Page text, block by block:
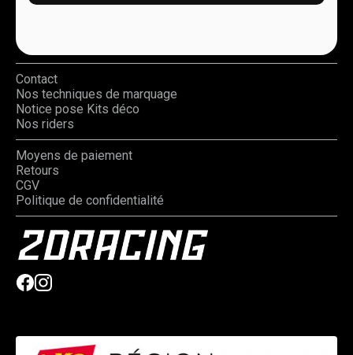
Contact
Nos techniques de marquage
Notice pose Kits déco
Nos riders
Moyens de paiement
Retours
CGV
Politique de confidentialité